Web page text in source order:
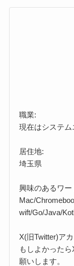
職業:
現在はシステム
居住地:
埼玉県
興味のあるワー
Mac/
wift/Go/Java/
X(旧Twitter)ア
もしよかった
願いします。